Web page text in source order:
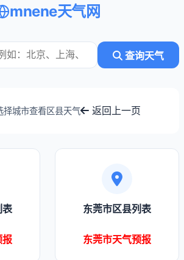
mnene天气网
查询天气
择城市查看区县天气 返回上一页
表
报
东莞市区县列表
东莞市天气预报